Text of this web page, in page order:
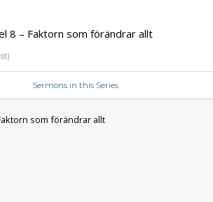
8 – Faktorn som förändrar allt
Sermons in this Series